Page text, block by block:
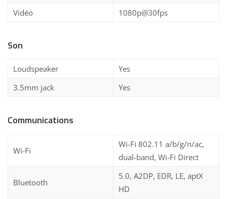
Vidéo
1080p@30fps
Son
Loudspeaker
Yes
3.5mm jack
Yes
Communications
Wi-Fi
Wi-Fi 802.11 a/b/g/n/ac,
dual-band, Wi-Fi Direct
Bluetooth
5.0, A2DP, EDR, LE, aptX
HD